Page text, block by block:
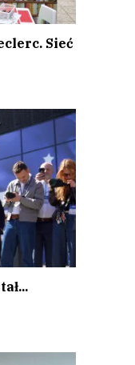
Sieć